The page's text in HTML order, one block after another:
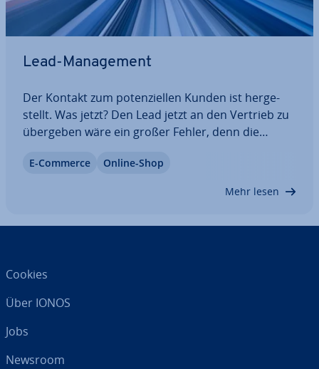
Lead-Ma­nage­ment
Der Kontakt zum po­ten­zi­el­len Kunden ist her­ge­
stellt. Was jetzt? Den Lead jetzt an den Vertrieb zu
übergeben wäre ein großer Fehler, denn die
bereit, sich mit konkreten Angeboten aus­ein­an­der­
E-Commerce Online-Shop
Mehr lesen
Cookies
Über IONOS
Jobs
Newsroom